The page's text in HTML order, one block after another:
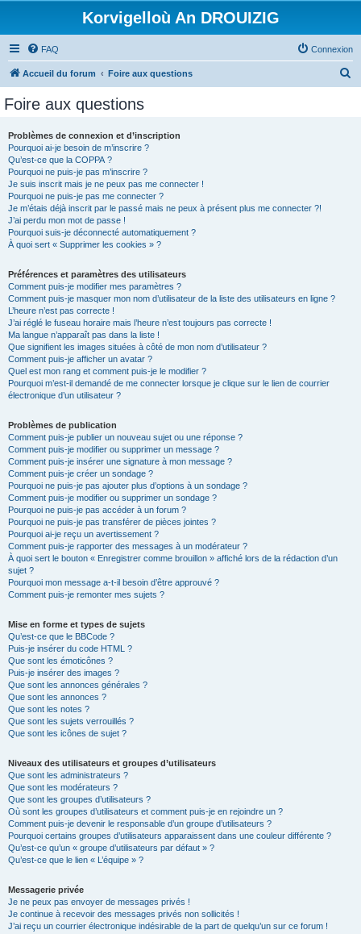
Korvigelloù An DROUIZIG
FAQ Connexion
Accueil du forum Foire aux questions
Foire aux questions
Problèmes de connexion et d’inscription
Pourquoi ai-je besoin de m’inscrire ?
Qu’est-ce que la COPPA ?
Pourquoi ne puis-je pas m’inscrire ?
Je suis inscrit mais je ne peux pas me connecter !
Pourquoi ne puis-je pas me connecter ?
Je m’étais déjà inscrit par le passé mais ne peux à présent plus me connecter ?!
J’ai perdu mon mot de passe !
Pourquoi suis-je déconnecté automatiquement ?
À quoi sert « Supprimer les cookies » ?
Préférences et paramètres des utilisateurs
Comment puis-je modifier mes paramètres ?
Comment puis-je masquer mon nom d’utilisateur de la liste des utilisateurs en ligne ?
L’heure n’est pas correcte !
J’ai réglé le fuseau horaire mais l’heure n’est toujours pas correcte !
Ma langue n’apparaît pas dans la liste !
Que signifient les images situées à côté de mon nom d’utilisateur ?
Comment puis-je afficher un avatar ?
Quel est mon rang et comment puis-je le modifier ?
Pourquoi m’est-il demandé de me connecter lorsque je clique sur le lien de courrier
électronique d’un utilisateur ?
Problèmes de publication
Comment puis-je publier un nouveau sujet ou une réponse ?
Comment puis-je modifier ou supprimer un message ?
Comment puis-je insérer une signature à mon message ?
Comment puis-je créer un sondage ?
Pourquoi ne puis-je pas ajouter plus d’options à un sondage ?
Comment puis-je modifier ou supprimer un sondage ?
Pourquoi ne puis-je pas accéder à un forum ?
Pourquoi ne puis-je pas transférer de pièces jointes ?
Pourquoi ai-je reçu un avertissement ?
Comment puis-je rapporter des messages à un modérateur ?
À quoi sert le bouton « Enregistrer comme brouillon » affiché lors de la rédaction d’un
sujet ?
Pourquoi mon message a-t-il besoin d’être approuvé ?
Comment puis-je remonter mes sujets ?
Mise en forme et types de sujets
Qu’est-ce que le BBCode ?
Puis-je insérer du code HTML ?
Que sont les émoticônes ?
Puis-je insérer des images ?
Que sont les annonces générales ?
Que sont les annonces ?
Que sont les notes ?
Que sont les sujets verrouillés ?
Que sont les icônes de sujet ?
Niveaux des utilisateurs et groupes d’utilisateurs
Que sont les administrateurs ?
Que sont les modérateurs ?
Que sont les groupes d’utilisateurs ?
Où sont les groupes d’utilisateurs et comment puis-je en rejoindre un ?
Comment puis-je devenir le responsable d’un groupe d’utilisateurs ?
Pourquoi certains groupes d’utilisateurs apparaissent dans une couleur différente ?
Qu’est-ce qu’un « groupe d’utilisateurs par défaut » ?
Qu’est-ce que le lien « L’équipe » ?
Messagerie privée
Je ne peux pas envoyer de messages privés !
Je continue à recevoir des messages privés non sollicités !
J’ai reçu un courrier électronique indésirable de la part de quelqu’un sur ce forum !